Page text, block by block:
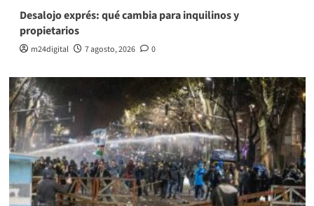
Desalojo exprés: qué cambia para inquilinos y
propietarios
m24digital 7 agosto, 2026 0